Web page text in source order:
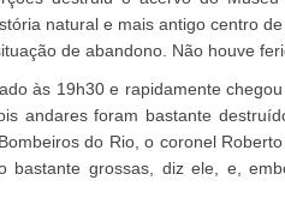
natural e mais antigo centro
de abandono. Não houve
às 19h30 e rapidamente
andares foram bastante
do Rio, o coronel
bastante grossas, diz ele, e,